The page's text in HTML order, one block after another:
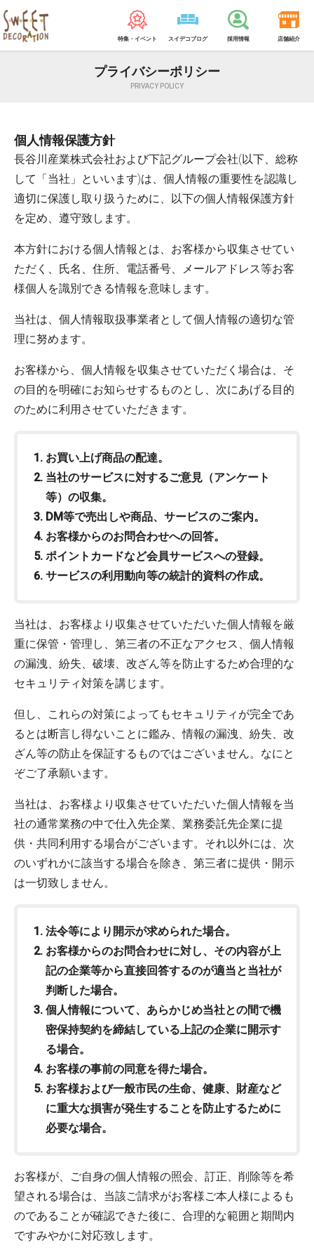
特集・イベント スイデコブログ 採用情報 店舗紹介
プライバシーポリシー
PRIVACY POLICY
個人情報保護方針
長谷川産業株式会社および下記グループ会社(以下、総称
して「当社」といいます)は、個人情報の重要性を認識し
適切に保護し取り扱うために、以下の個人情報保護方針
を定め、遵守致します。
本方針における個人情報とは、お客様から収集させてい
ただく、氏名、住所、電話番号、メールアドレス等お客
様個人を識別できる情報を意味します。
当社は、個人情報取扱事業者として個人情報の適切な管
理に努めます。
お客様から、個人情報を収集させていただく場合は、そ
の目的を明確にお知らせするものとし、次にあげる目的
のために利用させていただきます。
お買い上げ商品の配達。
当社のサービスに対するご意見（アンケート
等）の収集。
DM等で売出しや商品、サービスのご案内。
お客様からのお問合わせへの回答。
ポイントカードなど会員サービスへの登録。
サービスの利用動向等の統計的資料の作成。
当社は、お客様より収集させていただいた個人情報を厳
重に保管・管理し、第三者の不正なアクセス、個人情報
の漏洩、紛失、破壊、改ざん等を防止するため合理的な
セキュリティ対策を講じます。
但し、これらの対策によってもセキュリティが完全であ
るとは断言し得ないことに鑑み、情報の漏洩、紛失、改
ざん等の防止を保証するものではございません。なにと
ぞご了承願います。
当社は、お客様より収集させていただいた個人情報を当
社の通常業務の中で仕入先企業、業務委託先企業に提
供・共同利用する場合がございます。それ以外には、次
のいずれかに該当する場合を除き、第三者に提供・開示
は一切致しません。
法令等により開示が求められた場合。
お客様からのお問合わせに対し、その内容が上
記の企業等から直接回答するのが適当と当社が
判断した場合。
個人情報について、あらかじめ当社との間で機
密保持契約を締結している上記の企業に開示す
る場合。
お客様の事前の同意を得た場合。
お客様および一般市民の生命、健康、財産など
に重大な損害が発生することを防止するために
必要な場合。
お客様が、ご自身の個人情報の照会、訂正、削除等を希
望される場合は、当該ご請求がお客様ご本人様によるも
のであることが確認できた後に、合理的な範囲と期間内
ですみやかに対応致します。